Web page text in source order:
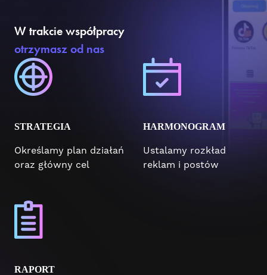
W trakcie współpracy
otrzymasz od nas
STRATEGIA
Określamy plan działań
oraz główny cel
HARMONOGRAM
Ustalamy rozkład
reklam i postów
RAPORT